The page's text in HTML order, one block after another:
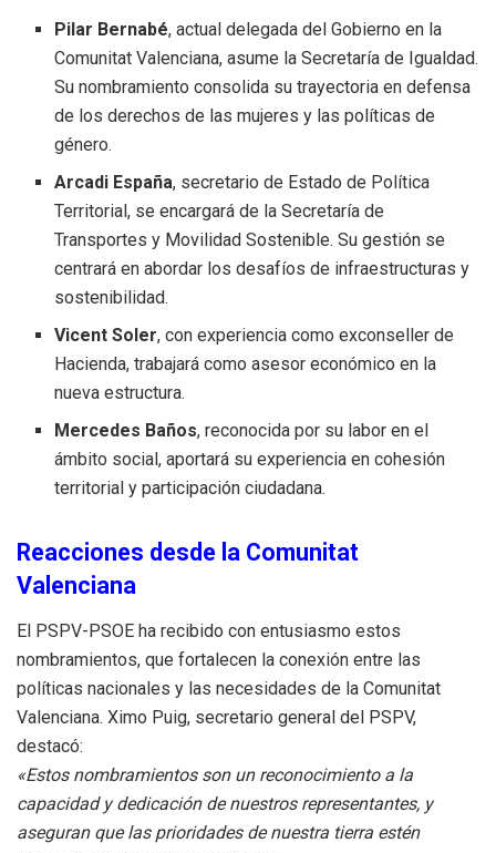
Pilar Bernabé, actual delegada del Gobierno en la
Comunitat Valenciana, asume la Secretaría de Igualdad.
Su nombramiento consolida su trayectoria en defensa
de los derechos de las mujeres y las políticas de
género.
Arcadi España, secretario de Estado de Política
Territorial, se encargará de la Secretaría de
Transportes y Movilidad Sostenible. Su gestión se
centrará en abordar los desafíos de infraestructuras y
sostenibilidad.
Vicent Soler, con experiencia como exconseller de
Hacienda, trabajará como asesor económico en la
nueva estructura.
Mercedes Baños, reconocida por su labor en el
ámbito social, aportará su experiencia en cohesión
territorial y participación ciudadana.
Reacciones desde la Comunitat
Valenciana
El PSPV-PSOE ha recibido con entusiasmo estos
nombramientos, que fortalecen la conexión entre las
políticas nacionales y las necesidades de la Comunitat
Valenciana. Ximo Puig, secretario general del PSPV,
destacó:
«Estos nombramientos son un reconocimiento a la
capacidad y dedicación de nuestros representantes, y
aseguran que las prioridades de nuestra tierra estén